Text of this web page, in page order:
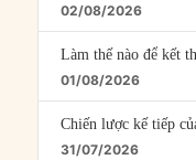
02/08/2026
Làm thế nào để kết
01/08/2026
Chiến lược kế tiếp
31/07/2026